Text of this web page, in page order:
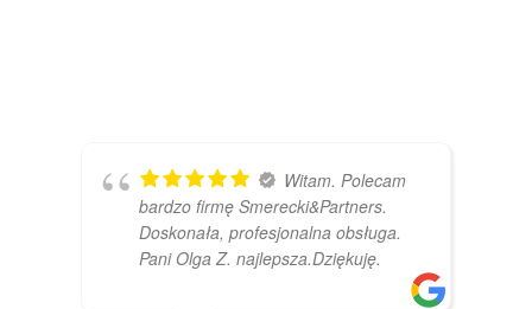
Witam. Polecam
bardzo firmę Smerecki&Partners.
Doskonała, profesjonalna obsługa.
Pani Olga Z. najlepsza.Dziękuję.